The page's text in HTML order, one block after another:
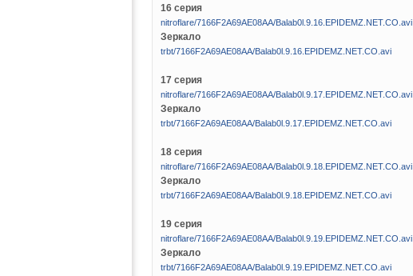
16 серия
nitroflare/7166F2A69AE08AA/Balab0l.9.16.EPIDEMZ.NET.CO.avi
Зеркало
trbt/7166F2A69AE08AA/Balab0l.9.16.EPIDEMZ.NET.CO.avi
17 серия
nitroflare/7166F2A69AE08AA/Balab0l.9.17.EPIDEMZ.NET.CO.avi
Зеркало
trbt/7166F2A69AE08AA/Balab0l.9.17.EPIDEMZ.NET.CO.avi
18 серия
nitroflare/7166F2A69AE08AA/Balab0l.9.18.EPIDEMZ.NET.CO.avi
Зеркало
trbt/7166F2A69AE08AA/Balab0l.9.18.EPIDEMZ.NET.CO.avi
19 серия
nitroflare/7166F2A69AE08AA/Balab0l.9.19.EPIDEMZ.NET.CO.avi
Зеркало
trbt/7166F2A69AE08AA/Balab0l.9.19.EPIDEMZ.NET.CO.avi